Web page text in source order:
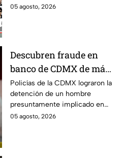
policías, quienes los esposaron
05 agosto, 2026
Descubren fraude en
banco de CDMX de más
de 400 mil pesos con
un cheque falso
Policías de la CDMX lograron la
detención de un hombre
presuntamente implicado en
un intento de fraude para
05 agosto, 2026